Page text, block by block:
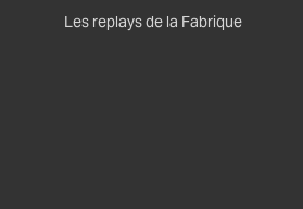
Les replays de la Fabrique